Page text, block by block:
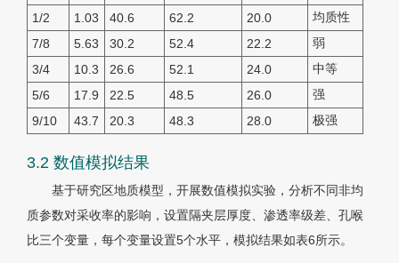
1/2
1.03 40.6 62.2 20.0
均质性
7/8
5.63 30.2 52.4 22.2
弱
3/4
10.3 26.6 52.1 24.0
中等
5/6
17.9 22.5 48.5 26.0
强
9/10
43.7 20.3 48.3 28.0 极强
3.2 数值模拟结果
基于研究区地质模型，开展数值模拟实验，分析不同非均
质参数对采收率的影响，设置隔夹层厚度、渗透率级差、孔喉
比三个变量，每个变量设置5个水平，模拟结果如表6所示。